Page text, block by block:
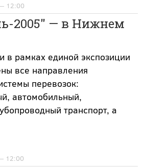
12:00
2005" — в Нижнем
в рамках единой экспозиции
все направления
перевозок:
автомобильный,
транспорт, а
12:00